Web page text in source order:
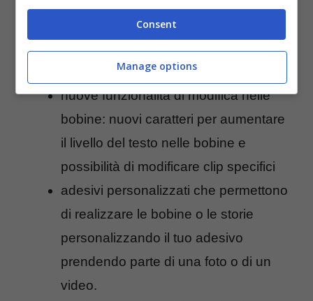
Instagram -tecnocino.it
Si parte con:
nuove funzionalità di modifica nelle
bobine: nuovi caratteri per aumentare
il livello del testo nelle bobine e
possibilità di modificare clip specifici
adesivi personalizzati che permettono
di realizzare le bobine o le storie
personalizzando il tuo adesivo
prendendo parte di una foto o di un
video.
Consent
Manage options